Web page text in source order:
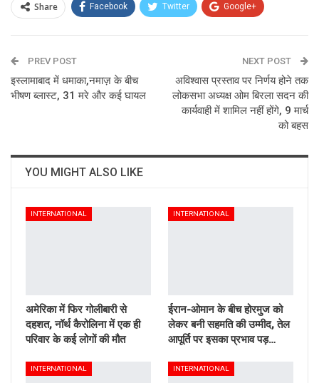
Share Facebook Twitter Google+
Email
PREV POST
इस्लामाबाद में धमाका,नमाज़ के बीच
भीषण ब्लास्ट, 31 मरे और कई घायल
NEXT POST
अविश्वास प्रस्ताव पर निर्णय होने तक
लोकसभा अध्यक्ष ओम बिरला सदन की
कार्यवाही में शामिल नहीं होंगे, 9 मार्च
को बहस
YOU MIGHT ALSO LIKE
INTERNATIONAL
अमेरिका में फिर गोलीबारी से
दहशत, नॉर्थ कैरोलिना में एक ही
परिवार के कई लोगों की मौत
INTERNATIONAL
ईरान-ओमान के बीच होरमुज को
लेकर बनी सहमति की उम्मीद, तेल
आपूर्ति पर इसका प्रभाव पड़…
INTERNATIONAL INTERNATIONAL